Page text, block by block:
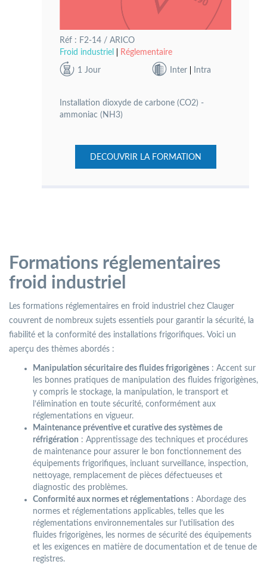
Réf : F2-14 / ARICO
Froid industriel
Réglementaire
1 Jour Inter Intra
Installation dioxyde de carbone (CO2) -
ammoniac (NH3)
DECOUVRIR LA FORMATION
Formations réglementaires
froid industriel
Les formations réglementaires en froid industriel chez Clauger
couvrent de nombreux sujets essentiels pour garantir la sécurité, la
fiabilité et la conformité des installations frigorifiques. Voici un
aperçu des thèmes abordés :
Manipulation sécuritaire des fluides frigorigènes : Accent sur
les bonnes pratiques de manipulation des fluides frigorigènes,
y compris le stockage, la manipulation, le transport et
l’élimination en toute sécurité, conformément aux
réglementations en vigueur.
Maintenance préventive et curative des systèmes de
réfrigération : Apprentissage des techniques et procédures
de maintenance pour assurer le bon fonctionnement des
équipements frigorifiques, incluant surveillance, inspection,
nettoyage, remplacement de pièces défectueuses et
diagnostic des problèmes.
Conformité aux normes et réglementations : Abordage des
normes et réglementations applicables, telles que les
réglementations environnementales sur l’utilisation des
fluides frigorigènes, les normes de sécurité des équipements
et les exigences en matière de documentation et de tenue de
registres.